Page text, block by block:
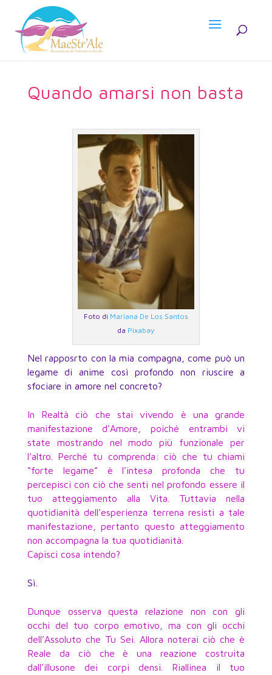
Quando amarsi non basta
Foto di Mariana De Los Santos
da Pixabay
Nel rapposrto con la mia compagna, come può un
legame di anime così profondo non riuscire a
sfociare in amore nel concreto?
In Realtà ciò che stai vivendo è una grande
manifestazione d’Amore, poiché entrambi vi
state mostrando nel modo più funzionale per
l’altro. Perché tu comprenda: ciò che tu chiami
“forte legame” è l’intesa profonda che tu
percepisci con ciò che senti nel profondo essere il
tuo atteggiamento alla Vita. Tuttavia nella
quotidianità dell’esperienza terrena resisti a tale
manifestazione, pertanto questo atteggiamento
non accompagna la tua quotidianità.
Capisci cosa intendo?
Sì.
Dunque osserva questa relazione non con gli
occhi del tuo corpo emotivo, ma con gli occhi
dell’Assoluto che Tu Sei. Allora noterai ciò che è
Reale da ciò che è una reazione costruita
dall’illusone dei corpi densi. Riallinea il tuo